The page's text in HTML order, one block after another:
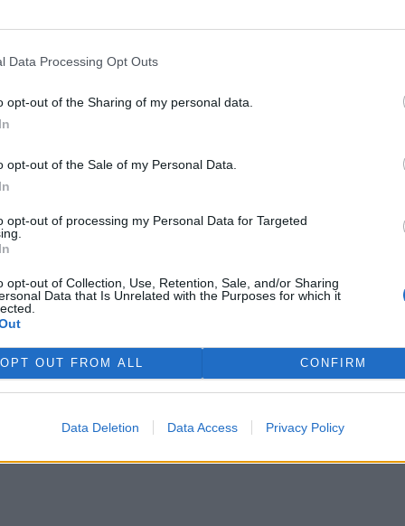
Data Processing Opt Outs
opt-out of the Sharing of my personal data.
opt-out of the Sale of my Personal Data.
opt-out of processing my Personal Data for Targeted
opt-out of Collection, Use, Retention, Sale, and/or Sharing
Data that Is Unrelated with the Purposes for which it
OPT OUT FROM ALL CONFIRM
Data Deletion Data Access Privacy Policy
a další vrby patří k nejdůležitějším zdrojům pylu a
zásadní význam pro první jarní generace opylovačů i
nabídněte radši přirozené úkryty
využít přírodní materiály jako například duté stonky
otvory, kamenné zídky, spáry, štěrbiny, hliněné nebo
je ponechat tato místa na slunci.
hotely: pomoc opylovačům, nebo jen dobře vypadající
úbytku hmyzu. Pokud už je musíte použít, užívejte
nebo raději preferujte šetrné (např. opakované